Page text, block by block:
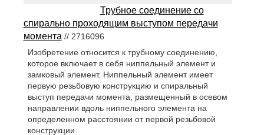
Трубное соединение со
спирально проходящим выступом передачи
момента// 2716096
Изобретение относится к трубному соединению,
которое включает в себя ниппельный элемент и
замковый элемент. Ниппельный элемент имеет
первую резьбовую конструкцию и спиральный
выступ передачи момента, размещенный в осевом
направлении вдоль ниппельного элемента на
определенном расстоянии от первой резьбовой
конструкции.